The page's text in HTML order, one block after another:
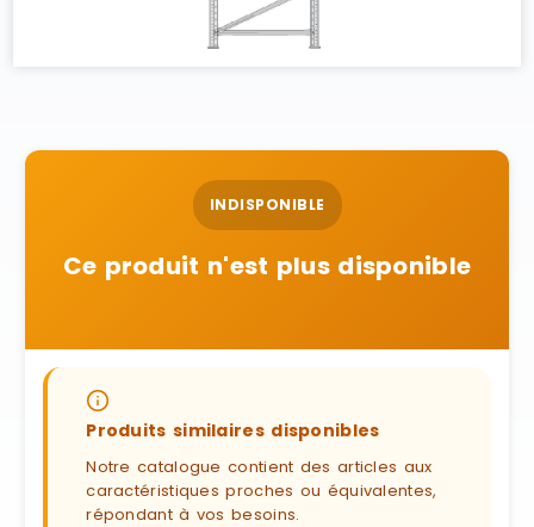
INDISPONIBLE
Ce produit n'est plus disponible
Produits similaires disponibles
Notre catalogue contient des articles aux
caractéristiques proches ou équivalentes,
répondant à vos besoins.